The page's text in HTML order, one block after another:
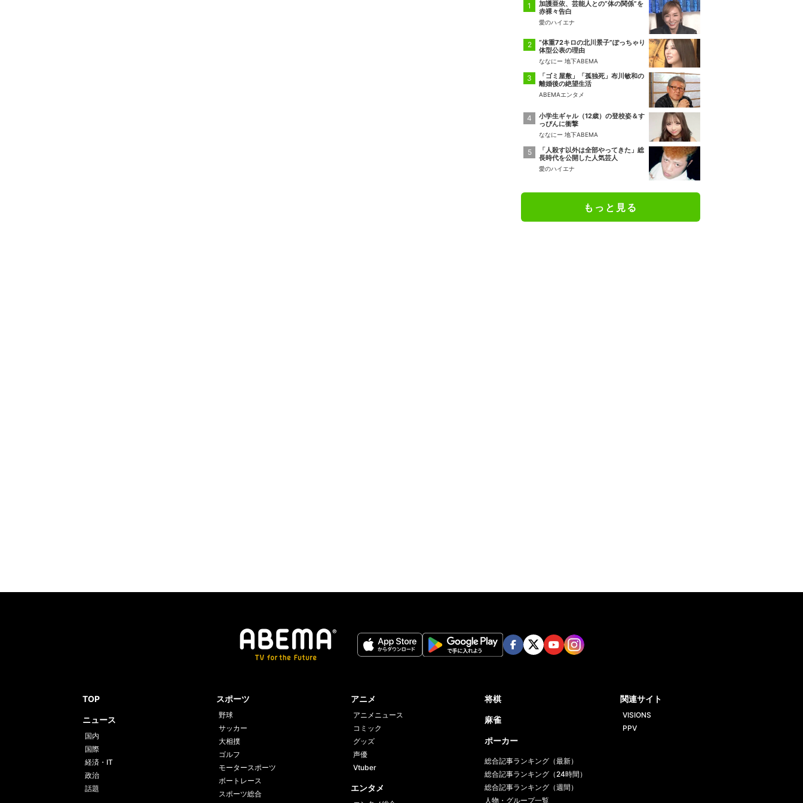
加護亜依、芸能人との“体の関係”を
赤裸々告白
愛のハイエナ
“体重72キロの北川景子”ぽっちゃり
体型公表の理由
ななにー 地下ABEMA
「ゴミ屋敷」「孤独死」布川敏和の
離婚後の絶望生活
ABEMAエンタメ
小学生ギャル（12歳）の登校姿＆す
っぴんに衝撃
ななにー 地下ABEMA
「人殺す以外は全部やってきた」総
長時代を公開した人気芸人
愛のハイエナ
もっと見る
TOP
ニュース
国内
国際
経済・IT
政治
話題
スポーツ
野球
サッカー
大相撲
ゴルフ
モータースポーツ
ボートレース
スポーツ総合
アニメ
アニメニュース
コミック
グッズ
声優
Vtuber
エンタメ
将棋
麻雀
ポーカー
総合記事ランキング（最新）
総合記事ランキング（24時間）
総合記事ランキング（週間）
人物・グループ一覧
関連サイト
VISIONS
PPV